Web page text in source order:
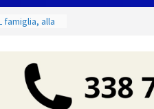
famiglia, alla
Incendi
dal 3 al 9